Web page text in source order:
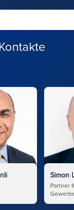
Simon
Partner